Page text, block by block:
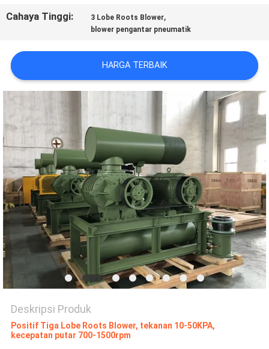
COMPANY
NEWS
SITEMAP
PRIVACY
POLICY
Cahaya Tinggi: 3 Lobe Roots Blower,
blower pengantar pneumatik
HARGA TERBAIK
Deskripsi Produk
Positif Tiga Lobe Roots Blower, tekanan 10-50KPA,
kecepatan putar 700-1500rpm